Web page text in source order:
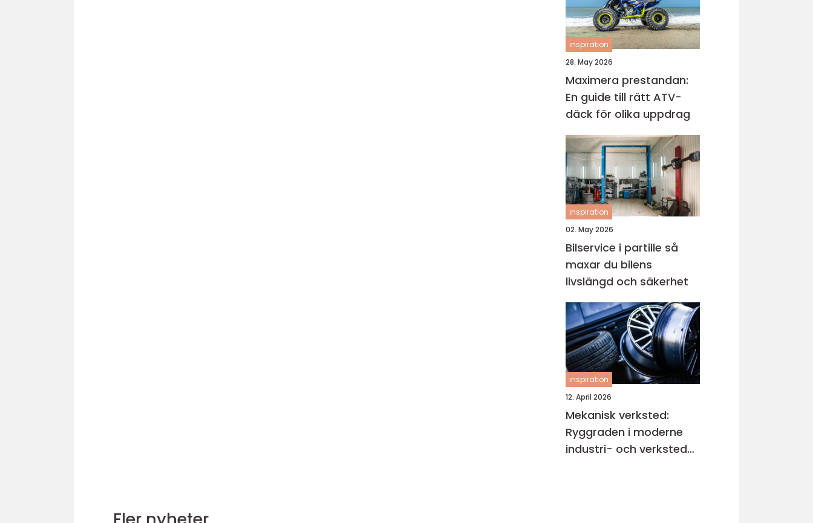
inspiration
28. May 2026
Maximera prestandan:
En guide till rätt ATV-
däck för olika uppdrag
inspiration
02. May 2026
Bilservice i partille så
maxar du bilens
livslängd och säkerhet
inspiration
12. April 2026
Mekanisk verksted:
Ryggraden i moderne
industri- och verksted-